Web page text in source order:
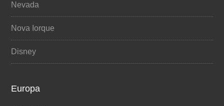
Nevada
Nova Iorque
Disney
Europa